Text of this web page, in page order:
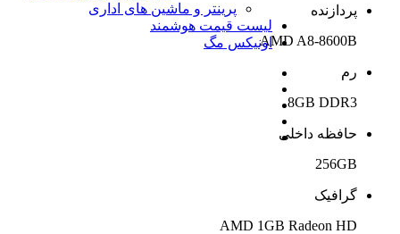
پرینتر و ماشین های اداری
لیست قیمت هوشمند
اونیکس مگ
پردازنده
AMD A8-8600B
رم
8GB DDR3
حافظه داخلی
256GB
گرافیک
AMD 1GB Radeon HD